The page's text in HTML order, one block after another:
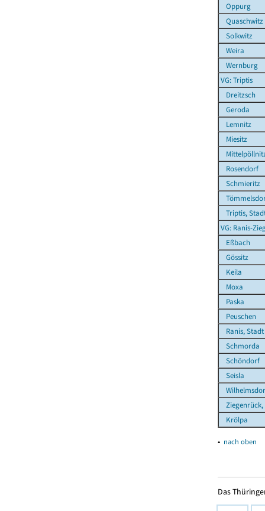
Oppurg
Quaschwitz
Solkwitz
Weira
Wernburg
VG: Triptis
Dreitzsch
Geroda
Lemnitz
Miesitz
Rosendorf
Schmieritz
Triptis,
VG: Ranis-
Eßbach
Gössitz
Keila
Moxa
Paska
Peuschen
Ranis, Stadt
Schmorda
Schöndorf
Seisla
Krölpa
▴ nach oben
Das